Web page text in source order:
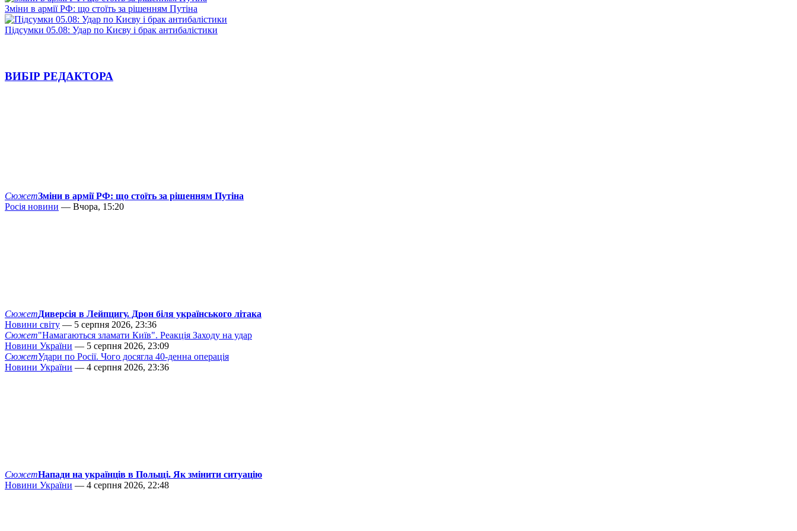
Зміни в армії РФ: що стоїть за рішенням Путіна
Підсумки 05.08: Удар по Києву і брак антибалістики
ВИБІР РЕДАКТОРА
СюжетЗміни в армії РФ: що стоїть за рішенням Путіна
Росія новини — Вчора, 15:20
СюжетДиверсія в Лейпцигу. Дрон біля українського літака
Новини світу — 5 серпня 2026, 23:36
Сюжет"Намагаються зламати Київ". Реакція Заходу на удар
Новини України — 5 серпня 2026, 23:09
СюжетУдари по Росії. Чого досягла 40-денна операція
Новини України — 4 серпня 2026, 23:36
СюжетНапади на українців в Польщі. Як змінити ситуацію
Новини України — 4 серпня 2026, 22:48